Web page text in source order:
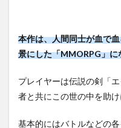
ー・感想：
まとめ
本作は、人間同士が血で
景にした「MMORPG」に
プレイヤーは伝説の剣「
者と共にこの世の中を助
基本的にはバトルなどの